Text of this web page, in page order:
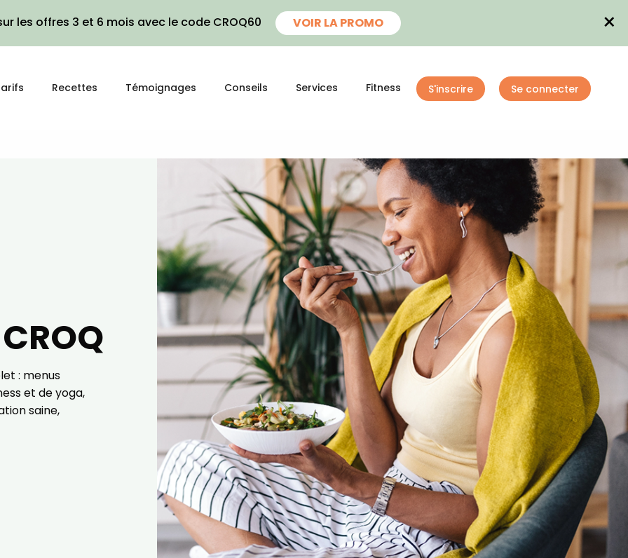
les offres 3 et 6 mois avec le code CROQ60 VOIR LA PROMO ×
Recettes Témoignages Conseils Services Fitness S'inscrire Se connecter
: menus
et de yoga,
saine,